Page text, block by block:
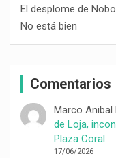
El desplome de
No está bien
Comentarios
Marco Anibal
de Loja,
Plaza Coral
17/06/2026